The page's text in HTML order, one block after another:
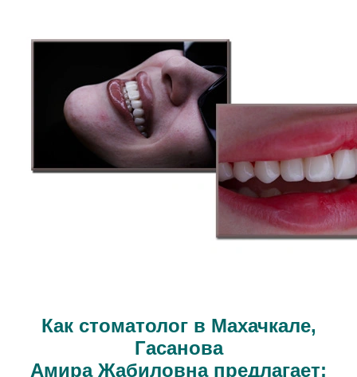
Как стоматолог в Махачкале,
Гасанова
Амира Жабиловна предлагает: